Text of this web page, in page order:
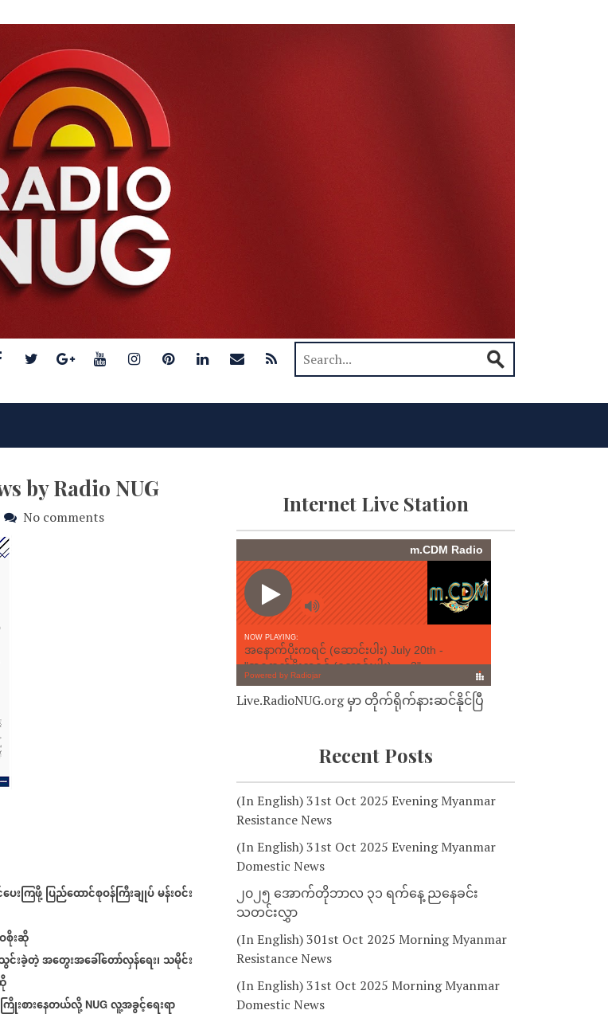
by Radio NUG
No comments
ေးကြဖို့ပြည်ထောင်စုဝန်ကြီးချုပ်မန်းဝင်း
စိုးဆို
းခဲ့တဲ့အတွေးအခေါ်တော်လှန်ရေး၊သမိုင်း
ြိုးစားနေတယ်လို့ NUG လူ့အခွင့်ရေးရာ
Internet Live Station
Live.RadioNUG.org မှာ တိုက်ရိုက်နားဆင်နိုင်ပြီ
Recent Posts
(In English) 31st Oct 2025 Evening Myanmar
Resistance News
(In English) 31st Oct 2025 Evening Myanmar
Domestic News
၂၀၂၅ အောက်တိုဘာလ ၃၁ ရက်နေ့ ညနေခင်း
သတင်းလွှာ
(In English) 301st Oct 2025 Morning Myanmar
Resistance News
(In English) 31st Oct 2025 Morning Myanmar
Domestic News